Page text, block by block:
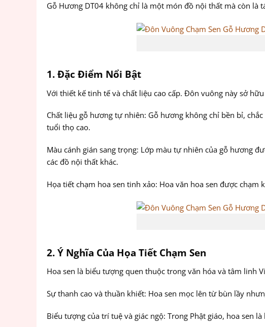
Gỗ Hương DT04 không chỉ là một món đồ nội thất mà còn là
1. Đặc Điểm Nổi Bật
Với thiết kế tinh tế và chất liệu cao cấp. Đôn vuông này sở
Chất liệu gỗ hương tự nhiên: Gỗ hương không chỉ bền bỉ,
tuổi thọ cao.
Màu cánh gián sang trọng: Lớp màu tự nhiên của gỗ hương
các đồ nội thất khác.
Họa tiết chạm hoa sen tinh xảo: Hoa văn hoa sen được
2. Ý Nghĩa Của Họa Tiết Chạm Sen
Hoa sen là biểu tượng quen thuộc trong văn hóa và tâm linh
Sự thanh cao và thuần khiết: Hoa sen mọc lên từ bùn lầy
Biểu tượng của trí tuệ và giác ngộ: Trong Phật giáo, hoa sen